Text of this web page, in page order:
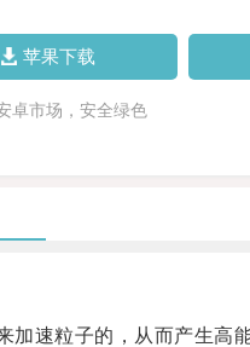
苹果下载
卓市场，安全绿色
速粒子的，从而产生高能